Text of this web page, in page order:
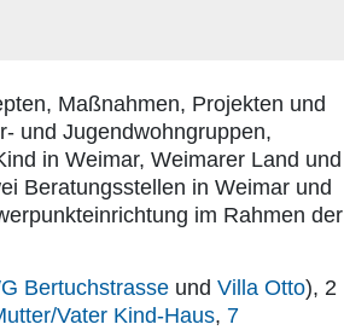
Maßnahmen, Projekten und
und Jugendwohngruppen,
in Weimar, Weimarer Land und
Beratungsstellen in Weimar und
im Rahmen der
Bertuchstrasse und Villa Otto), 2
Vater Kind-Haus, 7